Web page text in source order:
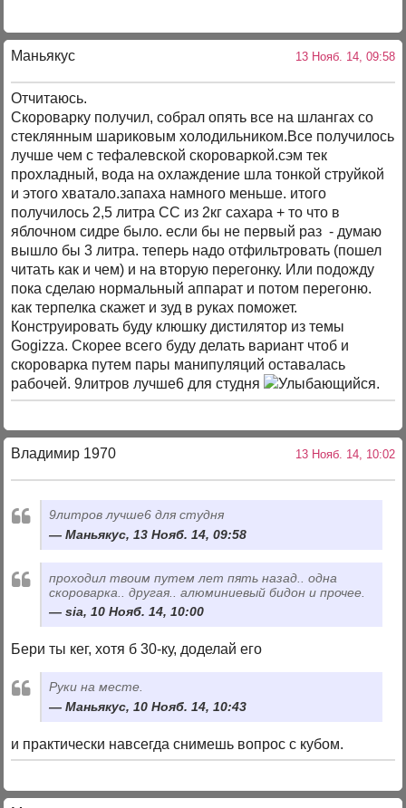
Маньякус 13 Нояб. 14, 09:58
Отчитаюсь.
Скороварку получил, собрал опять все на шлангах со
стеклянным шариковым холодильником.Все получилось
лучше чем с тефалевской скороваркой.сэм тек
прохладный, вода на охлаждение шла тонкой струйкой
и этого хватало.запаха намного меньше. итого
получилось 2,5 литра СС из 2кг сахара + то что в
яблочном сидре было. если бы не первый раз - думаю
вышло бы 3 литра. теперь надо отфильтровать (пошел
читать как и чем) и на вторую перегонку. Или подожду
пока сделаю нормальный аппарат и потом перегоню.
как терпелка скажет и зуд в руках поможет.
Конструировать буду клюшку дистилятор из темы
Gogizzа. Скорее всего буду делать вариант чтоб и
скороварка путем пары манипуляций оставалась
рабочей. 9литров лучше6 для студня
.
Владимир 1970 13 Нояб. 14, 10:02
9литров лучше6 для студня
Маньякус, 13 Нояб. 14, 09:58
проходил твоим путем лет пять назад.. одна
скороварка.. другая.. алюминиевый бидон и прочее.
sia, 10 Нояб. 14, 10:00
Бери ты кег, хотя б 30-ку, доделай его
Руки на месте.
Маньякус, 10 Нояб. 14, 10:43
и практически навсегда снимешь вопрос с кубом.